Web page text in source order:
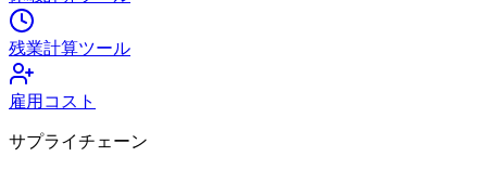
残業計算ツール
雇用コスト
サプライチェーン